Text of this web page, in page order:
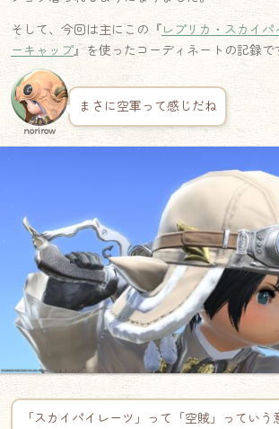
そして、今回は主にこの『レプリカ・スカイ
ーキャップ』を使ったコーディネートの記録で
norirow
まさに空軍って感じだね
「スカイパイレーツ」って「空賊」っていう